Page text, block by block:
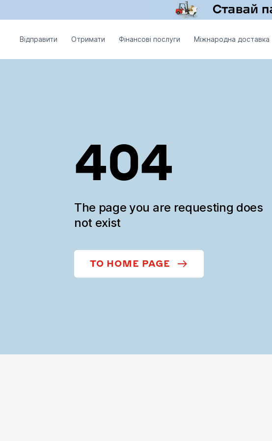
Відправити Отримати Фінансові послуги Міжнародна доставка
404
The page you are requesting does
not exist
TO HOME PAGE